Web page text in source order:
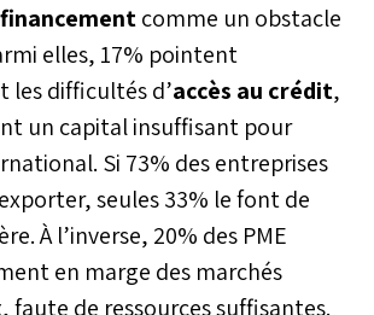
financementcomme un obstacle
elles, 17% pointent
les difficultés d’accès au crédit,
un capital insuffisant pour
Si 73% des entreprises
seules 33% le font de
À l’inverse, 20% des PME
en marge des marchés
de ressources suffisantes.